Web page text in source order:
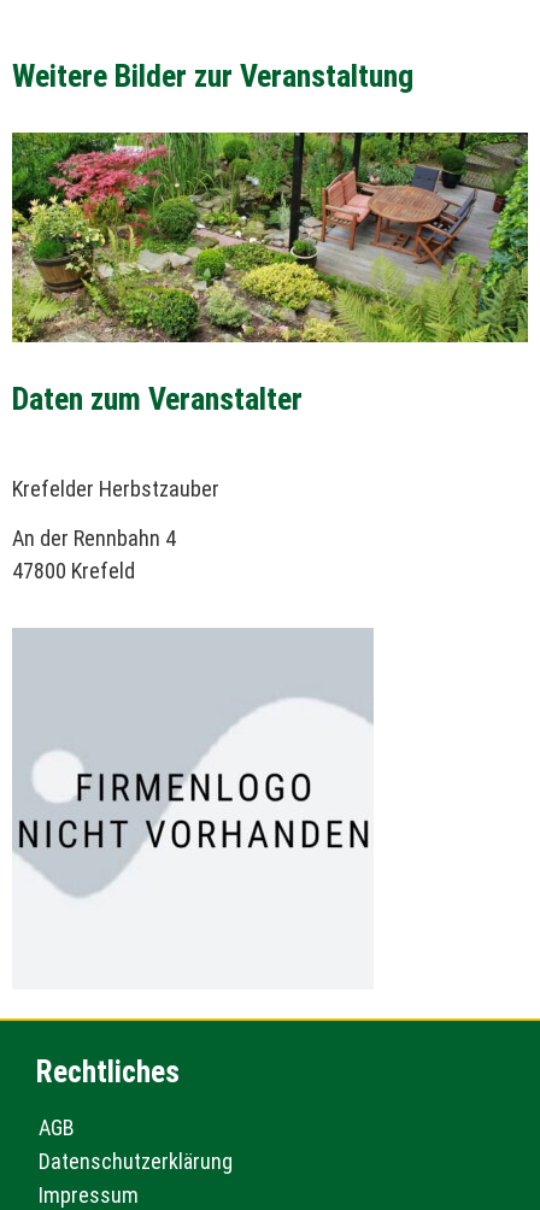
Weitere Bilder zur Veranstaltung
Daten zum Veranstalter
Krefelder Herbstzauber
An der Rennbahn 4
47800 Krefeld
Rechtliches
AGB
Datenschutzerklärung
Impressum